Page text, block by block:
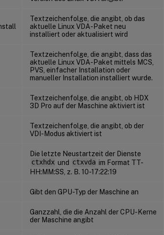
Textzeichenfolge, die angibt, ob das
aktuelle Linux VDA-Paket neu
installiert oder aktualisiert wird
Textzeichenfolge, die angibt, dass das
aktuelle Linux VDA-Paket mittels MCS,
PVS, einfacher Installation oder
manueller Installation installiert wurde.
Textzeichenfolge, die angibt, ob HDX
3D Pro auf der Maschine aktiviert ist
Textzeichenfolge, die angibt, ob der
VDI-Modus aktiviert ist
Die letzte Neustartzeit der Dienste
ctxhdx und ctxvda im Format TT-
HH:MM:SS, z. B. 10-17:22:19
Gibt den GPU-Typ der Maschine an
Ganzzahl, die die Anzahl der CPU-Kerne
der Maschine angibt